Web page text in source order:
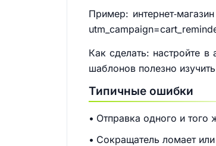
Пример:
Как сделать: настройте в
шаблонов полезно
Типичные ошибки
Отправка одного и того
Сокращатель ломает